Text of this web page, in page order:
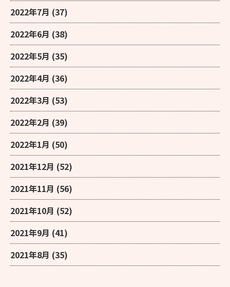
2022年7月 (37)
2022年6月 (38)
2022年5月 (35)
2022年4月 (36)
2022年3月 (53)
2022年2月 (39)
2022年1月 (50)
2021年12月 (52)
2021年11月 (56)
2021年10月 (52)
2021年9月 (41)
2021年8月 (35)